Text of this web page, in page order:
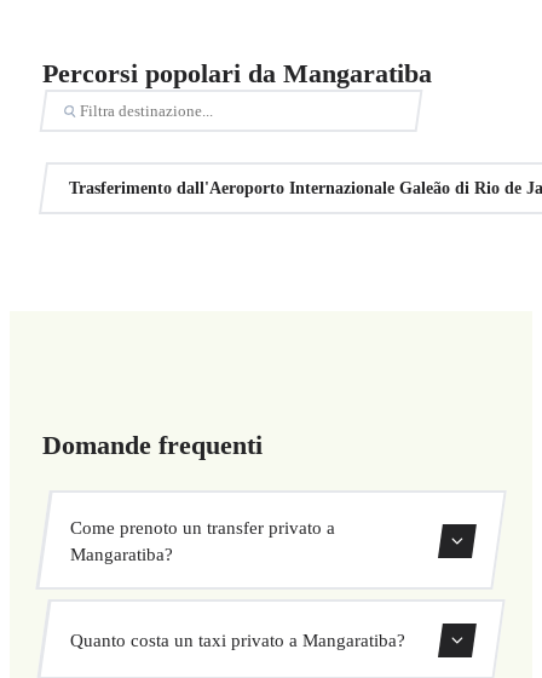
Percorsi popolari da Mangaratiba
Trasferimento dall'Aeroporto Internazionale Galeão di Rio de
Domande frequenti
Come prenoto un transfer privato a
Mangaratiba?
confermare subito il tuo transfer. Scegli ritiro e
Quanto costa un taxi privato a Mangaratiba?